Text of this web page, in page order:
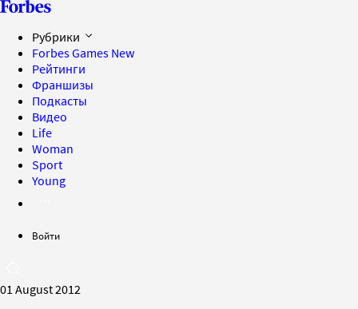
Рубрики
Forbes Games New
Рейтинги
Франшизы
Подкасты
Видео
Life
Woman
Sport
Young
Войти
01 August 2012